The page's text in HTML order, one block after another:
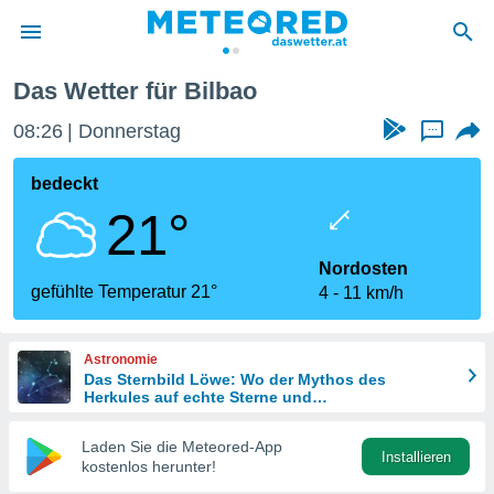
wurde
dass
sind.
diese
Das Wetter für Bilbao
08:26 Donnerstag ...
bedeckt
21°
gefühlte Temperatur 21°
Nordosten
4
11 km/h
Astronomie
Das Sternbild Löwe: Wo der Mythos des
Herkules auf echte Sterne und
Laden Sie die Meteored-App
kostenlos herunter!
Installieren